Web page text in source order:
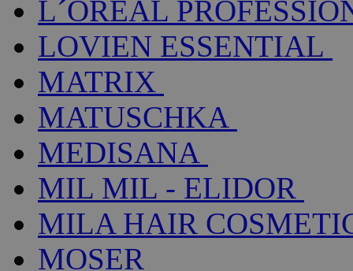
L´ORÉAL
LOVIEN ESSENTIAL
MATRIX
MATUSCHKA
MEDISANA
MIL MIL - ELIDOR
MILA HAIR
MOSER